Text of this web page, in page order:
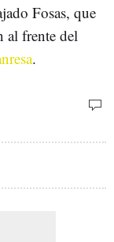
Fosas, que
al frente del
.